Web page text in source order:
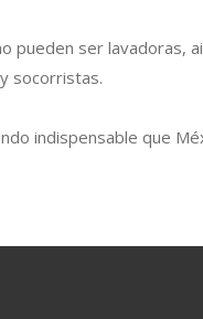
pueden ser lavadoras,
socorristas.
indispensable que